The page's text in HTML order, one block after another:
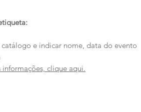
e indicar nome, data do evento
clique aqui.